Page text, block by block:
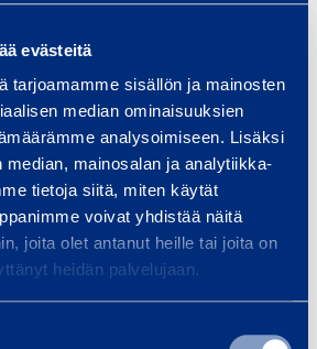
evästeitä
tarjoamamme sisällön ja mainosten
median ominaisuuksien
analysoimiseen. Lisäksi
median, mainosalan ja analytiikka-
tietoja siitä, miten käytät
voivat yhdistää näitä
joita olet antanut heille tai joita on
heidän palvelujaan.
tuotteita
H
e